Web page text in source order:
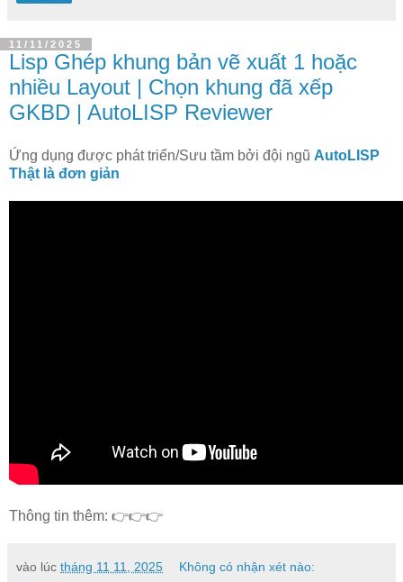
11/11/2025
Lisp Ghép khung bản vẽ xuất 1 hoặc
nhiều Layout | Chọn khung đã xếp
GKBD | AutoLISP Reviewer
Ứng dụng được phát triển/Sưu tầm bởi đội ngũ AutoLISP
Thật là đơn giản
Thông tin thêm: 👉👉👉
vào lúc tháng 11 11, 2025 Không có nhận xét nào: